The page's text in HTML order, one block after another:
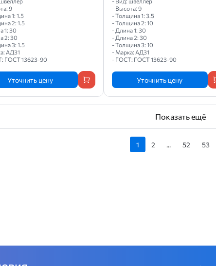
9
1: 1.5
2: 1.5
1: 30
2: 30
3: 1.5
АД31
ГОСТ 13623-90
Уточнить цену
- Высота: 9
- Толщина 1: 3.5
- Толщина 2: 10
- Длина 1: 30
- Длина 2: 30
- Толщина 3: 10
- Марка: АД31
- ГОСТ: ГОСТ 13623-90
Уточнить цену
Показать ещё
1 2 ... 52 53